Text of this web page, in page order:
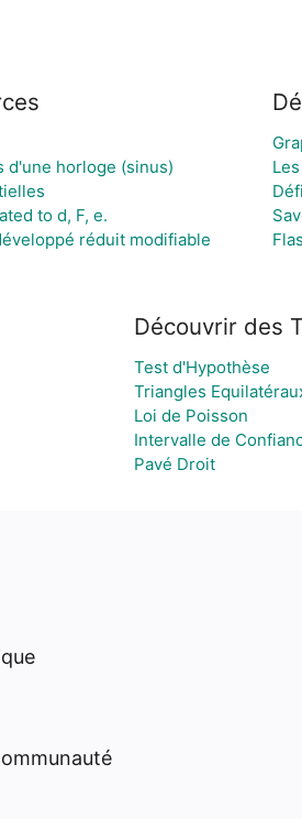
d'une horloge (sinus)
to d, F, e.
réduit modifiable
Découvrir des
Test d'Hypothèse
Triangles
Loi de Poisson
Intervalle de
Pavé Droit